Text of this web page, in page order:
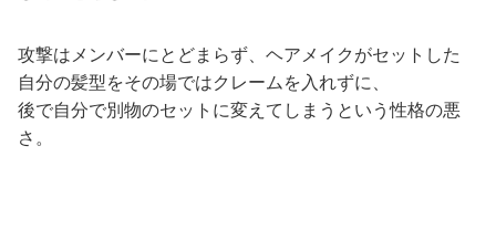
攻撃はメンバーにとどまらず、ヘアメイクがセットした
自分の髪型をその場ではクレームを入れずに、
後で自分で別物のセットに変えてしまうという性格の悪
さ。